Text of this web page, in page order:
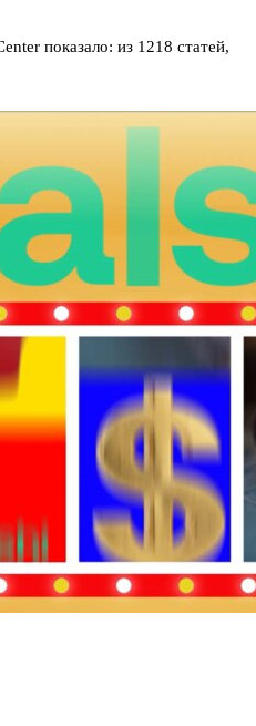
показало: из 1218 статей,